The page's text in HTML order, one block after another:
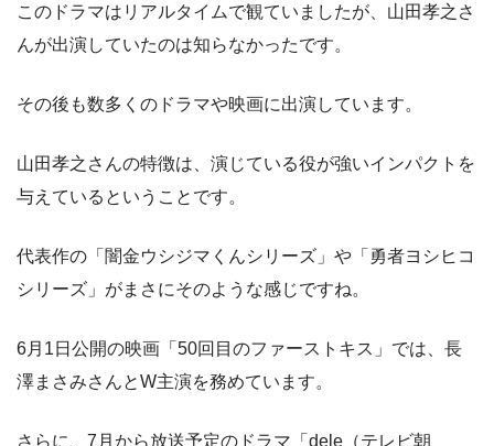
このドラマはリアルタイムで観ていましたが、山田孝之さ
んが出演していたのは知らなかったです。
その後も数多くのドラマや映画に出演しています。
山田孝之さんの特徴は、演じている役が強いインパクトを
与えているということです。
代表作の「闇金ウシジマくんシリーズ」や「勇者ヨシヒコ
シリーズ」がまさにそのような感じですね。
6月1日公開の映画「50回目のファーストキス」では、長
澤まさみさんとW主演を務めています。
さらに、7月から放送予定のドラマ「dele（テレビ朝